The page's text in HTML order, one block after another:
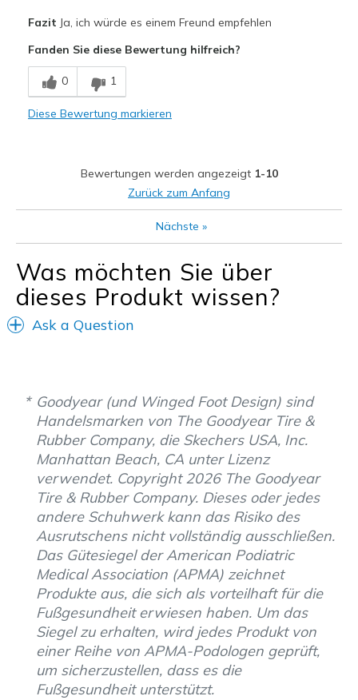
Breathe Well
Comfortable
Feels true to size
Fazit Ja, ich würde es einem Freund empfehlen
Fanden Sie diese Bewertung hilfreich?
0 1
Diese Bewertung markieren
Bewertungen werden angezeigt 1-10
Zurück zum Anfang
Nächste »
Was möchten Sie über
dieses Produkt wissen?
Ask a Question
Goodyear (und Winged Foot Design) sind
Handelsmarken von The Goodyear Tire &
Rubber Company, die Skechers USA, Inc.
Manhattan Beach, CA unter Lizenz
verwendet. Copyright 2026 The Goodyear
Tire & Rubber Company. Dieses oder jedes
andere Schuhwerk kann das Risiko des
Ausrutschens nicht vollständig ausschließen.
Das Gütesiegel der American Podiatric
Medical Association (APMA) zeichnet
Produkte aus, die sich als vorteilhaft für die
Fußgesundheit erwiesen haben. Um das
Siegel zu erhalten, wird jedes Produkt von
einer Reihe von APMA-Podologen geprüft,
um sicherzustellen, dass es die
Fußgesundheit unterstützt.